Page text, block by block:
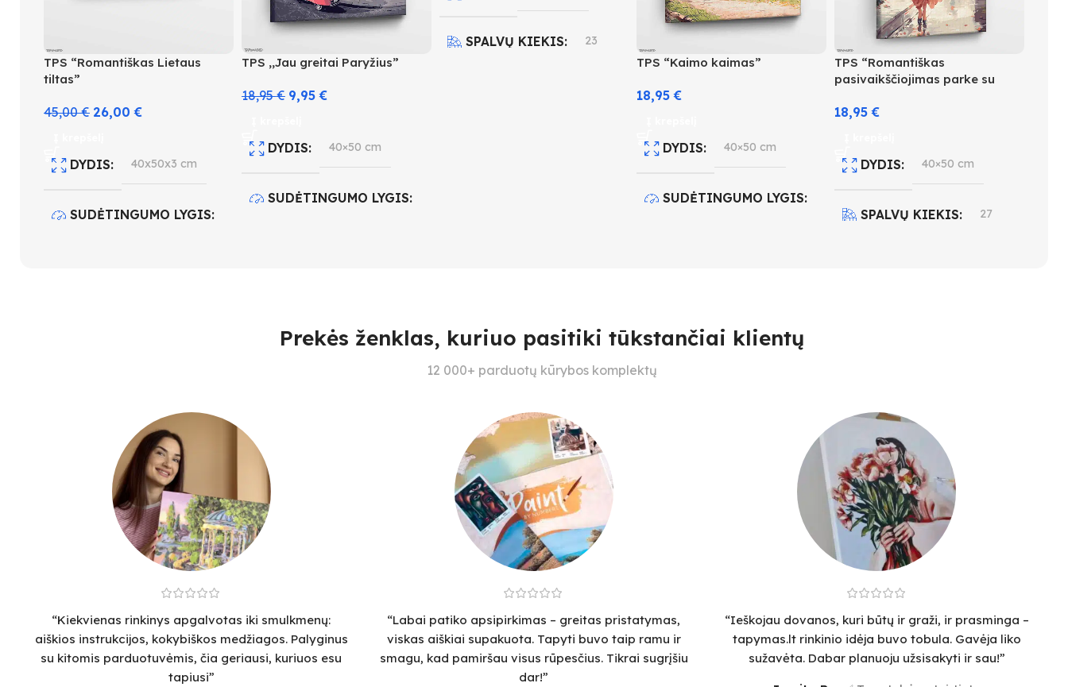
TPS “Romantiškas Lietaus
tiltas”
45,00€ 26,00€
DYDIS 40x50x3 cm
SUDĖTINGUMO LYGIS
TPS ,,Jau greitai Paryžius”
18,95€ 9,95€
DYDIS 40×50 cm
SUDĖTINGUMO LYGIS
SPALVŲ KIEKIS 23
TPS “Kaimo kaimas”
18,95€
DYDIS 40×50 cm
SUDĖTINGUMO LYGIS
TPS “Romantiškas
pasivaikščiojimas parke su
18,95€
DYDIS 40×50 cm
SPALVŲ KIEKIS 27
Prekės ženklas, kuriuo pasitiki tūkstančiai klientų
12 000+ parduotų kūrybos komplektų
“Kiekvienas rinkinys apgalvotas iki smulkmenų:
aiškios instrukcijos, kokybiškos medžiagos. Palyginus
su kitomis parduotuvėmis, čia geriausi, kuriuos esu
tapiusi”
“Labai patiko apsipirkimas – greitas pristatymas,
viskas aiškiai supakuota. Tapyti buvo taip ramu ir
smagu, kad pamiršau visus rūpesčius. Tikrai sugrįšiu
dar!”
“Ieškojau dovanos, kuri būtų ir graži, ir prasminga –
tapymas.lt rinkinio idėja buvo tobula. Gavėja liko
sužavėta. Dabar planuoju užsisakyti ir sau!”